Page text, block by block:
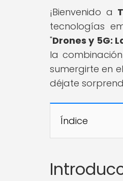
¡Bienvenido a
tecnologías
"Drones y 5G:
la
sumergirte en
déjate
Índice